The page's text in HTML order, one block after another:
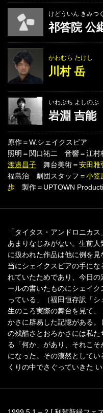
けどういん きみつ
祁答院 公
かわむら たけし
川村 岳
いわぶち よしのぶ
岩淵 吉能
原作＝W.シェイクスピア
照明＝関口祐二 音響＝江
渡邉昌子 舞台美術＝安田雅
福島治 劇団スタッフ＝小笠
歩 製作＝UPTOWN
「タイタス・アンドロニカ
あまりなじみがない。生前
に扱われた作品は他に例を
当にシェイクスピアの手に
れていたためであり、今日
ールの書いたものにシェイ
っている」（福田恒存訳「
生のころ実際の舞台を見て
かさに辟易した記憶がある
の残酷さとおろかさには私
る「何か」があり、それこ
になった。その漠然として
くりの中でさぐっていきた